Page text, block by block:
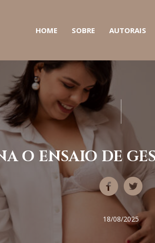
HOME SOBRE AUTORAIS
O ENSAIO DE
18/08/2025